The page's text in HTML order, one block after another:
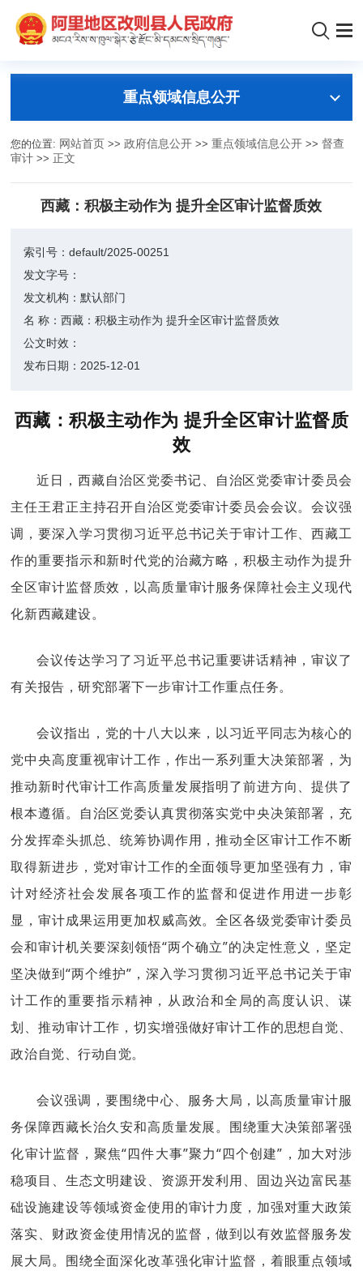
重点领域信息公开
您的位置: 网站首页 >>政府信息公开 >>重点领域信息公开 >>督查
审计 >> 正文
西藏：积极主动作为 提升全区审计监督质效
索引号：default/2025-00251
发文字号：
发文机构：默认部门
名 称：西藏：积极主动作为 提升全区审计监督质效
公文时效：
发布日期： 2025-12-01
西藏：积极主动作为 提升全区审计监督质
效
近日，西藏自治区党委书记、自治区党委审计委员会
主任王君正主持召开自治区党委审计委员会会议。会议强
调，要深入学习贯彻习近平总书记关于审计工作、西藏工
作的重要指示和新时代党的治藏方略，积极主动作为提升
全区审计监督质效，以高质量审计服务保障社会主义现代
化新西藏建设。
会议传达学习了习近平总书记重要讲话精神，审议了
有关报告，研究部署下一步审计工作重点任务。
会议指出，党的十八大以来，以习近平同志为核心的
党中央高度重视审计工作，作出一系列重大决策部署，为
推动新时代审计工作高质量发展指明了前进方向、提供了
根本遵循。自治区党委认真贯彻落实党中央决策部署，充
分发挥牵头抓总、统筹协调作用，推动全区审计工作不断
取得新进步，党对审计工作的全面领导更加坚强有力，审
计对经济社会发展各项工作的监督和促进作用进一步彰
显，审计成果运用更加权威高效。全区各级党委审计委员
会和审计机关要深刻领悟“两个确立”的决定性意义，坚定
坚决做到“两个维护” ，深入学习贯彻习近平总书记关于审
计工作的重要指示精神，从政治和全局的高度认识、谋
划、推动审计工作，切实增强做好审计工作的思想自觉、
政治自觉、行动自觉。
会议强调，要围绕中心、服务大局，以高质量审计服
务保障西藏长治久安和高质量发展。围绕重大决策部署强
化审计监督，聚焦“四件大事”聚力“四个创建” ，加大对涉
稳项目、生态文明建设、资源开发利用、固边兴边富民基
础设施建设等领域资金使用的审计力度，加强对重大政策
落实、财政资金使用情况的监督，做到以有效监督服务发
展大局。围绕全面深化改革强化审计监督，着眼重点领域